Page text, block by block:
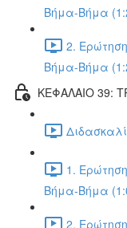
Βήμα-Βήμα
2.
Βήμα-Βήμα
ΚΕΦΑΛΑΙΟ 39:
1.
Βήμα-Βήμα
2.